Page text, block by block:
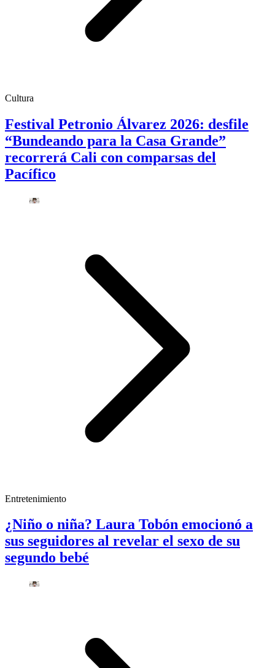
Cultura
Festival Petronio Álvarez 2026: desfile
“Bundeando para la Casa Grande”
recorrerá Cali con comparsas del
Pacífico
Entretenimiento
¿Niño o niña? Laura Tobón emocionó a
sus seguidores al revelar el sexo de su
segundo bebé